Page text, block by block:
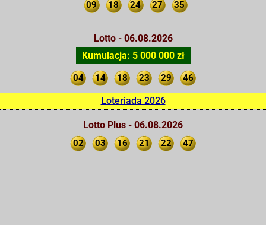
09 18 24 27 35
Lotto - 06.08.2026
Kumulacja: 5 000 000 zł
04 14 18 23 29 46
Loteriada 2026
Lotto Plus - 06.08.2026
02 03 16 21 22 47